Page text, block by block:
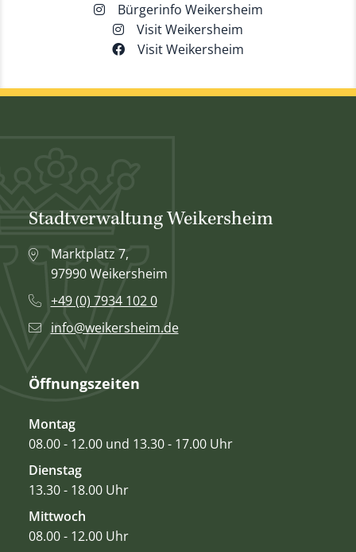
Bürgerinfo Weikersheim
Visit Weikersheim
Visit Weikersheim
Stadtverwaltung Weikersheim
Marktplatz 7,
97990 Weikersheim
+49 (0) 7934 102 0
info@weikersheim.de
Öffnungszeiten
Montag
08.00 - 12.00 und 13.30 - 17.00 Uhr
Dienstag
13.30 - 18.00 Uhr
Mittwoch
08.00 - 12.00 Uhr